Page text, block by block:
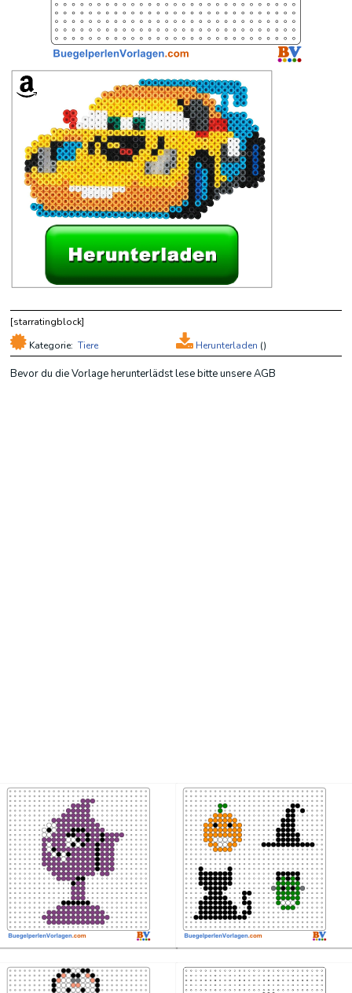
[starratingblock]
Herunterladen ()
Kategorie: Tiere
Bevor du die Vorlage herunterlädst lese bitte unsere AGB